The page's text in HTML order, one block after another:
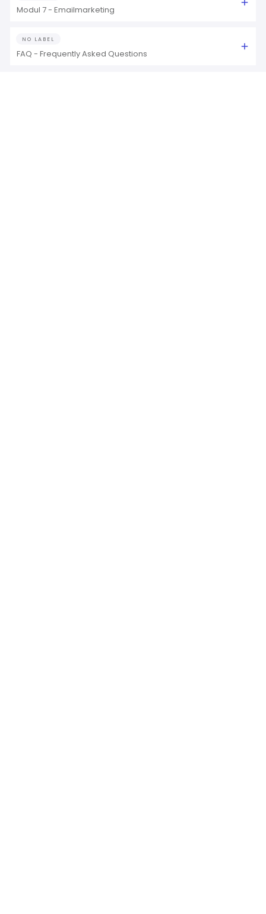
Modul 7 - Emailmarketing
NO LABEL
FAQ - Frequently Asked Questions